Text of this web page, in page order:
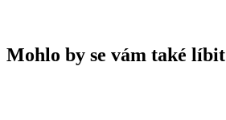
Mohlo by se vám také líbit